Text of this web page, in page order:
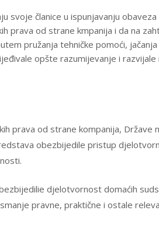
svoje članice u ispunjavanju
prava od strane kmpanija i da na
pružanja tehničke pomoći,
opšte razumijevanje i
prava od strane kompanija,
obezbijedile pristup
djelotvornost domaćih
pravne, praktične i ostale